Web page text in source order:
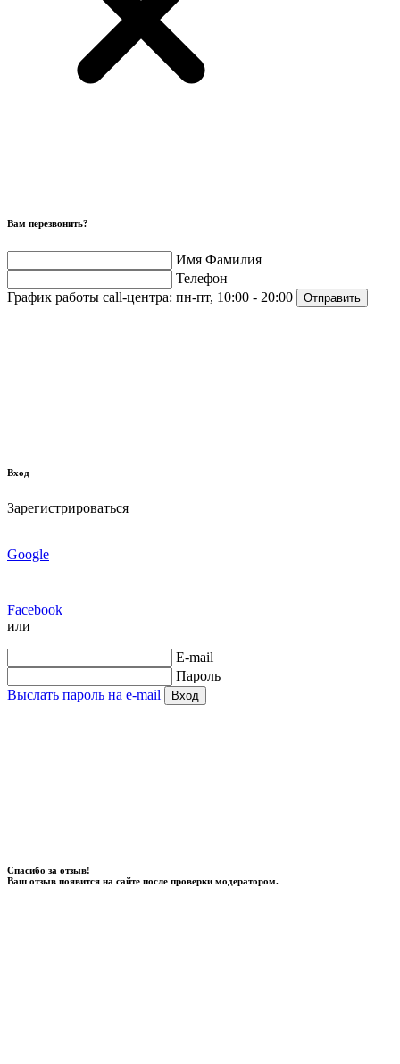
Вам перезвонить?
Имя Фамилия
Телефон
График работы call-центра: пн-пт, 10:00 - 20:00 Отправить
Вход
Зарегистрироваться
Google
Facebook
или
E-mail
Пароль
Выслать пароль на e-mail
Вход
Спасибо за отзыв!
Ваш отзыв появится на сайте после проверки модератором.